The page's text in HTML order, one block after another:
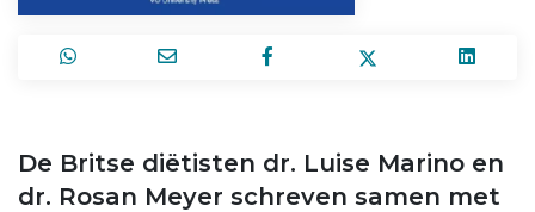
De Britse diëtisten dr. Luise Marino en
dr. Rosan Meyer schreven samen met